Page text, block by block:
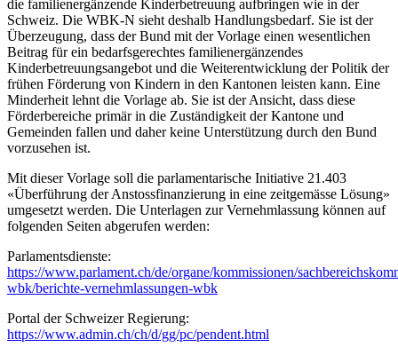
die familienergänzende Kinderbetreuung aufbringen wie in der
Schweiz. Die WBK-N sieht deshalb Handlungsbedarf. Sie ist der
Überzeugung, dass der Bund mit der Vorlage einen wesentlichen
Beitrag für ein bedarfsgerechtes familienergänzendes
Kinderbetreuungsangebot und die Weiterentwicklung der Politik der
frühen Förderung von Kindern in den Kantonen leisten kann. Eine
Minderheit lehnt die Vorlage ab. Sie ist der Ansicht, dass diese
Förderbereiche primär in die Zuständigkeit der Kantone und
Gemeinden fallen und daher keine Unterstützung durch den Bund
vorzusehen ist.
Mit dieser Vorlage soll die parlamentarische Initiative 21.403
«Überführung der Anstossfinanzierung in eine zeitgemässe Lösung»
umgesetzt werden. Die Unterlagen zur Vernehmlassung können auf
folgenden Seiten abgerufen werden:
Parlamentsdienste:
https://www.parlament.ch/de/organe/kommissionen/
wbk/berichte-vernehmlassungen-wbk
Portal der Schweizer Regierung:
https://www.admin.ch/ch/d/gg/pc/pendent.html